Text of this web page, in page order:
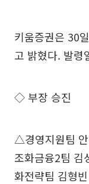
키움증권은 30
고 밝혔다. 발령
◇ 부장 승진
△경영지원팀
조화금융2팀
화전략팀 김형